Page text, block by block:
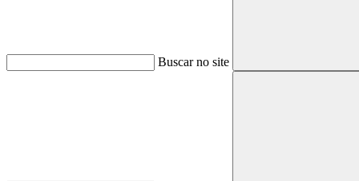
Buscar no site